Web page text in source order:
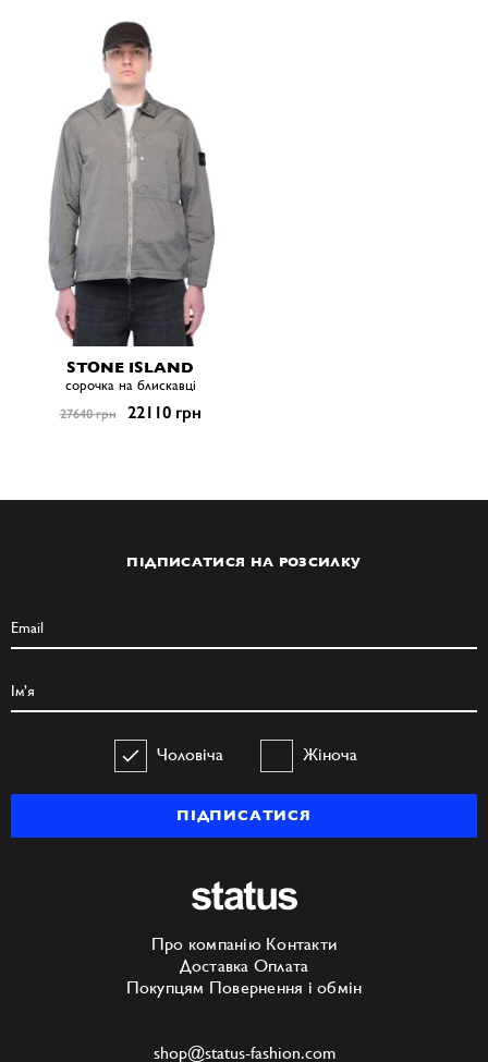
STONE ISLAND
сорочка на блискавці
27640 грн 22110 грн
ПІДПИСАТИСЯ НА РОЗСИЛКУ
Чоловіча Жіноча
ПІДПИСАТИСЯ
Про компанію Контакти
Доставка Оплата
Покупцям Повернення і обмін
shop@status-fashion.com